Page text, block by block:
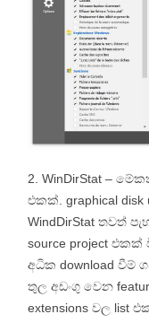
WinDirStat –
එකක්. graphical
WindDirStat තවත්
source project
අධික download වීම්
තුල අඩංගු වෙන
extensions වල list